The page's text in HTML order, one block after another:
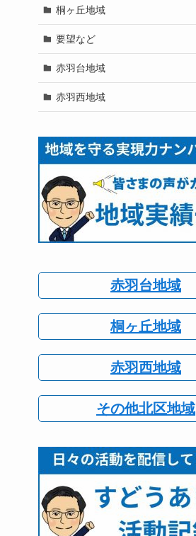
桐ヶ丘地域
要望など
赤羽台地域
赤羽西地域
赤羽台地域
桐ヶ丘地域
赤羽西地域
その他北区地域